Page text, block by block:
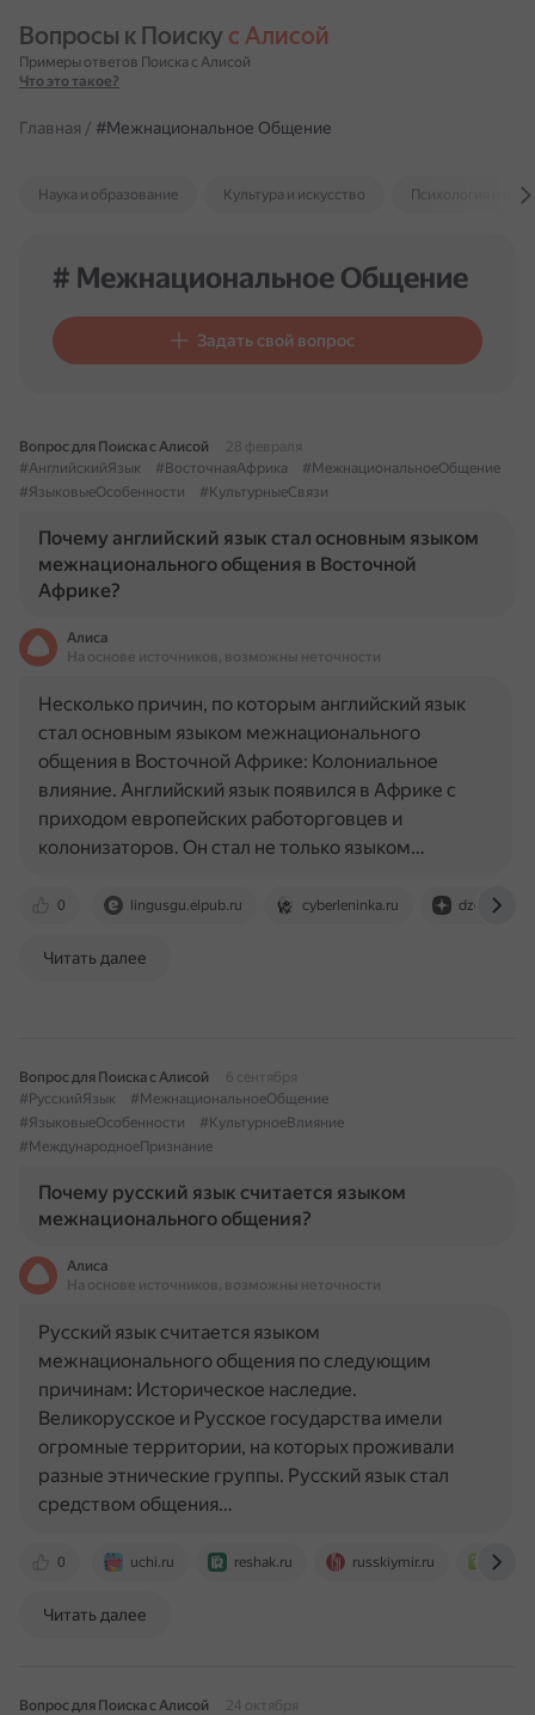
Вопросы к Поиску с Алисой
Примеры ответов Поиска с Алисой
Что это такое?
Главная / #Межнациональное Общение
Наука и образование Культура и искусство Психология и
# Межнациональное Общение
Задать свой вопрос
Вопрос для Поиска с Алисой
28 февраля
#АнглийскийЯзык
#ВосточнаяАфрика
#МежнациональноеОбщение
#ЯзыковыеОсобенности
#КультурныеСвязи
Почему английский язык стал основным языком
межнационального общения в Восточной
Африке?
Алиса
На основе источников, возможны неточности
0 lingusgu.elpub.ru cyberleninka.ru dzen.ru
Несколько причин, по которым английский язык
стал основным языком межнационального
общения в Восточной Африке: Колониальное
влияние. Английский язык появился в Африке с
приходом европейских работорговцев и
колонизаторов. Он стал не только языком…
Читать далее
Вопрос для Поиска с Алисой
6 сентября
#РусскийЯзык
#МежнациональноеОбщение
#ЯзыковыеОсобенности
#КультурноеВлияние
#МеждународноеПризнание
Почему русский язык считается языком
межнационального общения?
Алиса
На основе источников, возможны неточности
0 uchi.ru reshak.ru russkiymir.ru
Русский язык считается языком
межнационального общения по следующим
причинам: Историческое наследие.
Великорусское и Русское государства имели
огромные территории, на которых проживали
разные этнические группы. Русский язык стал
средством общения…
Читать далее
Вопрос для Поиска с Алисой
24 октября